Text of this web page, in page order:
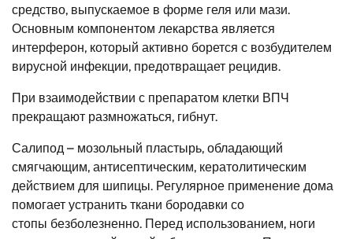
средство, выпускаемое в форме геля или мази.
Основным компонентом лекарства является
интерферон, который активно борется с возбудителем
вирусной инфекции, предотвращает рецидив.
При взаимодействии с препаратом клетки ВПЧ
прекращают размножаться, гибнут.
Салипод – мозольный пластырь, обладающий
смягчающим, антисептическим, кератолитическим
действием для шипицы. Регулярное применение дома
помогает устранить ткани бородавки со
стопы безболезненно. Перед использованием, ноги